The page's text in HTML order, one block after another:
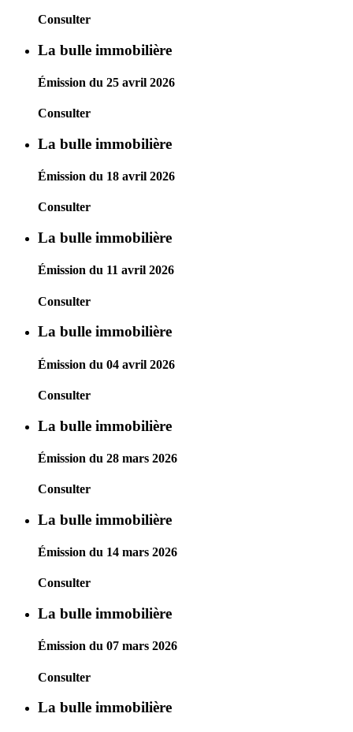
Consulter
La bulle immobilière
Émission du 25 avril 2026
Consulter
La bulle immobilière
Émission du 18 avril 2026
Consulter
La bulle immobilière
Émission du 11 avril 2026
Consulter
La bulle immobilière
Émission du 04 avril 2026
Consulter
La bulle immobilière
Émission du 28 mars 2026
Consulter
La bulle immobilière
Émission du 14 mars 2026
Consulter
La bulle immobilière
Émission du 07 mars 2026
Consulter
La bulle immobilière